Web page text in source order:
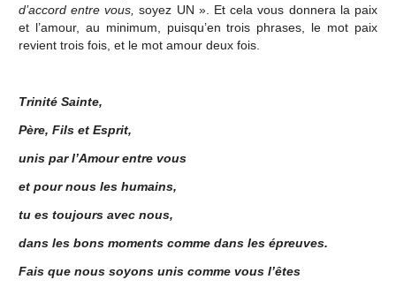
d’accord entre vous, soyez UN ». Et cela vous donnera la paix
et l’amour, au minimum, puisqu’en trois phrases, le mot paix
revient trois fois, et le mot amour deux fois.
Trinité Sainte,
Père, Fils et Esprit,
unis par l’Amour entre vous
et pour nous les humains,
tu es toujours avec nous,
dans les bons moments comme dans les épreuves.
Fais que nous soyons unis comme vous l’êtes